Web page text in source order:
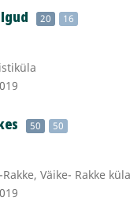
20 16
50 50
Väike- Rakke